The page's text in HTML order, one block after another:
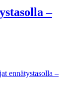
–
ennätystasolla –